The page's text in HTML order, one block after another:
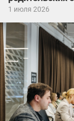
1 июля 2026